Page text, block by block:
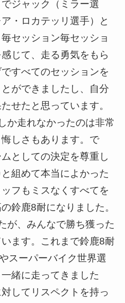
ジャック（ミラー選
・ロカテッリ選手）と
セッション毎セッショ
じて、走る勇気をもら
すべてのセッションを
ができましたし、自分
せたと思っています。
か走れなかったのは非常
しさもあります。で
としての決定を尊重し
組めて本当によかった
フもミスなくすべてを
鈴鹿8耐になりました。
が、みんなで勝ち獲った
ます。これまで鈴鹿8耐
スーパーバイク世界選
緒に走ってきました
してリスペクトを持っ